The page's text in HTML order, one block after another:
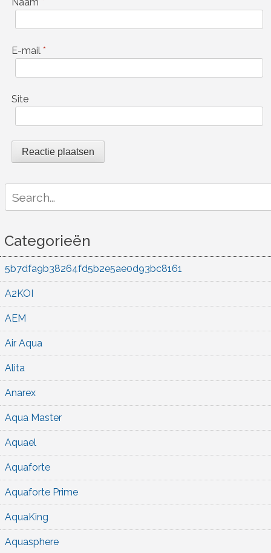
E-mail *
Site
for:
Categorieën
5b7dfa9b38264fd5b2e5ae0d93bc8161
A2KOI
AEM
Air Aqua
Alita
Anarex
Aqua Master
Aquael
Aquaforte
Aquaforte Prime
AquaKing
Aquasphere